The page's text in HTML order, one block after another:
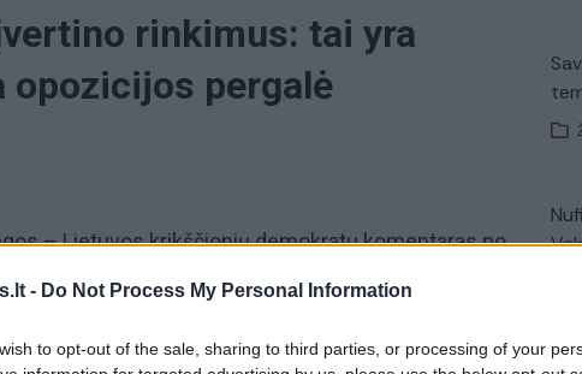
- Do Not Process My Personal Information
to opt-out of the sale, sharing to third parties, or processing of your
rinkimus: tai yra
opozicijos pergalė
– Lietuvos krikščionių demokratų komentaras po
sąjunga-Lietuvos krikščionys demokratai (TS-LKD)